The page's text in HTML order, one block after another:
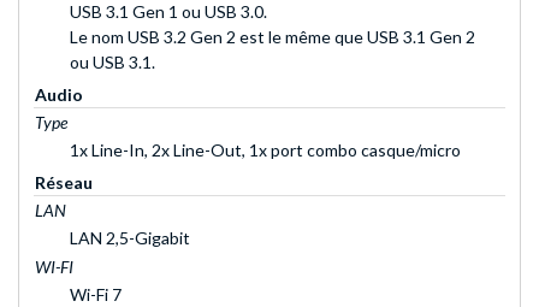
USB 3.1 Gen 1 ou USB 3.0.
Le nom USB 3.2 Gen 2 est le même que USB 3.1 Gen 2
ou USB 3.1.
Audio
Type
1x Line-In, 2x Line-Out, 1x port combo casque/micro
Réseau
LAN
LAN 2,5-Gigabit
WI-FI
Wi-Fi 7